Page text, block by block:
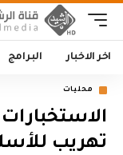
اخر الاخبار البرامج
محليات
تهريب